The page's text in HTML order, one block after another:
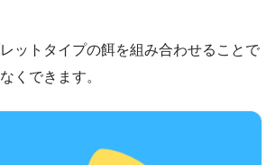
ットタイプの餌を組み合わせることで
くできます。